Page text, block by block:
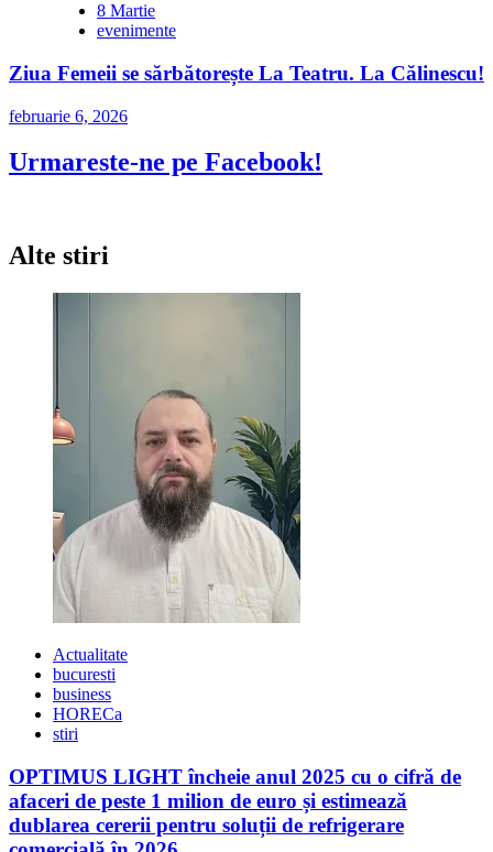
8 Martie
evenimente
Ziua Femeii se sărbătorește La Teatru. La Călinescu!
februarie 6, 2026
Urmareste-ne pe Facebook!
Alte stiri
Actualitate
bucuresti
business
HORECa
stiri
OPTIMUS LIGHT încheie anul 2025 cu o cifră de
afaceri de peste 1 milion de euro și estimează
dublarea cererii pentru soluții de refrigerare